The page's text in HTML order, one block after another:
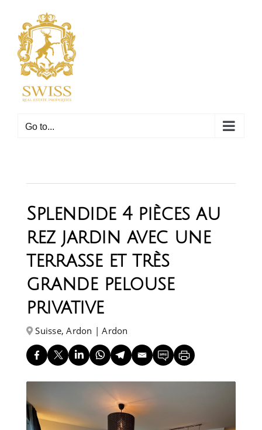
content
Go to...
Splendide 4 pièces au
rez jardin avec une
terrasse et très
grande pelouse
privative
Suisse, Ardon | Ardon